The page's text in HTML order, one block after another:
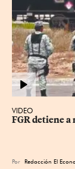
VIDEO
FGR detiene
Por Redacción El